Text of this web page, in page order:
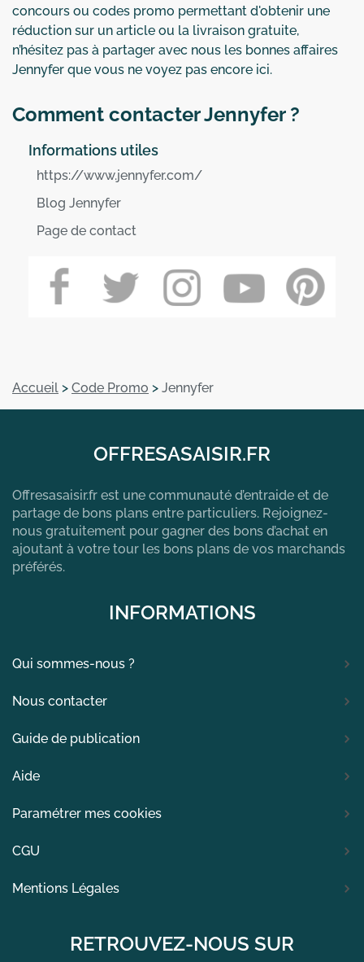
concours ou codes promo permettant d'obtenir une
réduction sur un article ou la livraison gratuite,
n’hésitez pas à partager avec nous les bonnes affaires
Jennyfer que vous ne voyez pas encore ici.
Comment contacter Jennyfer ?
Informations utiles
https://www.jennyfer.com/
Blog Jennyfer
Page de contact
Accueil > Code Promo > Jennyfer
OFFRESASAISIR.FR
Offresasaisir.fr est une communauté d’entraide et de
partage de bons plans entre particuliers. Rejoignez-
nous gratuitement pour gagner des bons d’achat en
ajoutant à votre tour les bons plans de vos marchands
préférés.
INFORMATIONS
Qui sommes-nous ?
Nous contacter
Guide de publication
Aide
Paramétrer mes cookies
CGU
Mentions Légales
RETROUVEZ-NOUS SUR